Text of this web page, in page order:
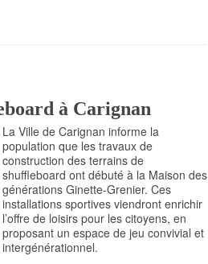
à Carignan
La Ville de Carignan informe la
population que les travaux de
construction des terrains de
shuffleboard ont débuté à la Maison des
générations Ginette-Grenier. Ces
installations sportives viendront enrichir
l’offre de loisirs pour les citoyens, en
proposant un espace de jeu convivial et
intergénérationnel.